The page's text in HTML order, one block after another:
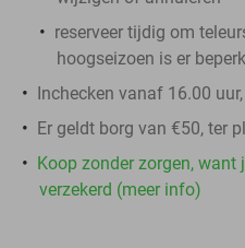
reserveer tijdig om
hoogseizoen is er
Inchecken vanaf 16.00
Er geldt borg van €50, ter
Koop zonder zorgen, want
verzekerd (meer info)